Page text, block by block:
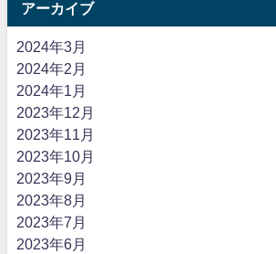
アーカイブ
2024年3月
2024年2月
2024年1月
2023年12月
2023年11月
2023年10月
2023年9月
2023年8月
2023年7月
2023年6月